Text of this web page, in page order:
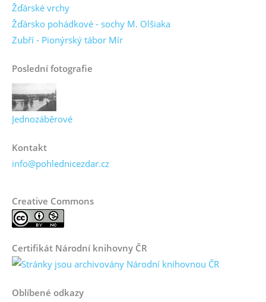
Žďárské vrchy
Žďársko pohádkové - sochy M. Olšiaka
Zubří - Pionýrský tábor Mír
Poslední fotografie
Jednozáběrové
Kontakt
info@pohlednicezdar.cz
Creative Commons
Certifikát Národní knihovny ČR
Oblíbené odkazy